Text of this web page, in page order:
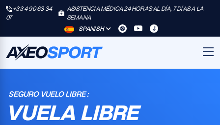
+33 4 90 63 34
07
ASISTENCIA MÉDICA 24 HORAS AL DÍA, 7 DÍAS A LA
SEMANA
SPANISH
SEGURO VUELO LIBRE :
VUELA LIBRE